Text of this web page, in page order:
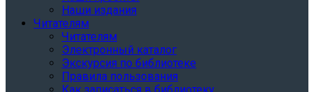
Наши издания
Читателям
Читателям
Электронный каталог
Экскурсия по библиотеке
Правила пользования